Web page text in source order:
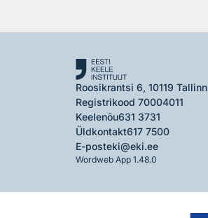
Roosikrantsi 6, 10119 Tallinn
Registrikood 70004011
Keelenõu631 3731
Üldkontakt617 7500
E-posteki@eki.ee
Wordweb App 1.48.0